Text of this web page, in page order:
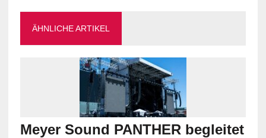
ÄHNLICHE ARTIKEL
Meyer Sound PANTHER begleitet